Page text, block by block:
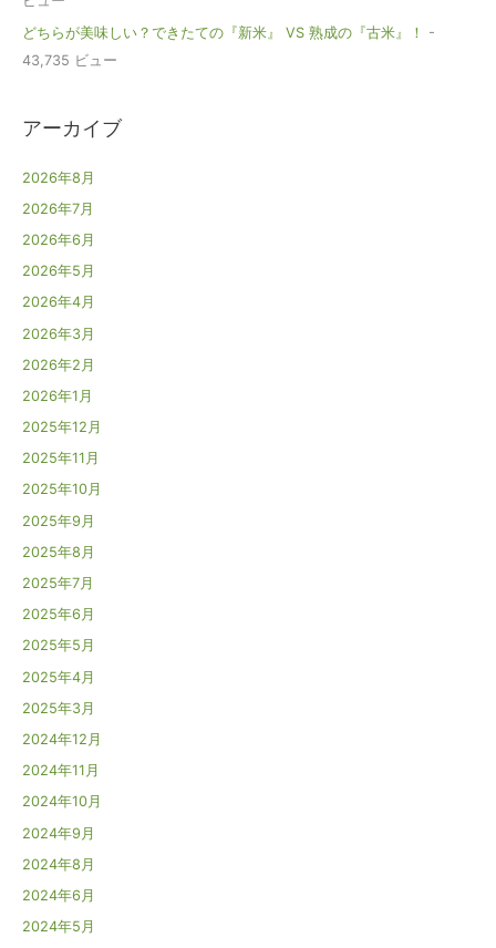
どちらが美味しい？できたての『新米』 VS 熟成の『古米』！
-
43,735 ビュー
アーカイブ
2026年8月
2026年7月
2026年6月
2026年5月
2026年4月
2026年3月
2026年2月
2026年1月
2025年12月
2025年11月
2025年10月
2025年9月
2025年8月
2025年7月
2025年6月
2025年5月
2025年4月
2025年3月
2024年12月
2024年11月
2024年10月
2024年9月
2024年8月
2024年6月
2024年5月